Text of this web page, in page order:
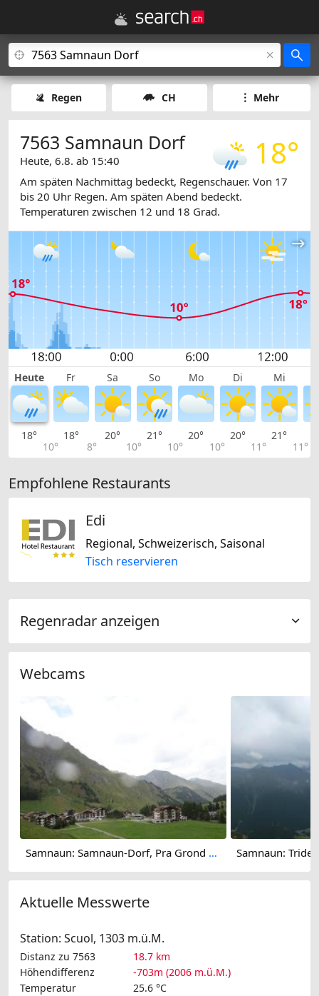
Regen CH Mehr
18°
7563 Samnaun Dorf
Heute, 6.8. ab 15:40
Am späten Nachmittag bedeckt, Regenschauer. Von 17
bis 20 Uhr Regen. Am späten Abend bedeckt.
Temperaturen zwischen 12 und 18 Grad.
Heute Fr Sa So Mo Di Mi
18°
10°
18°
8°
20°
10°
21°
10°
20°
10°
20°
11°
21°
11°
Empfohlene Restaurants
Edi
Regional, Schweizerisch, Saisonal
Tisch reservieren
Regenradar anzeigen
Webcams
Samnaun: Samnaun-Dorf, Pra Grond - Samnaun-Dorf, Votlas - Samnaun-Dorf, Post - Trider Sattel - Piz Munschuns - Piz Ot
Aktuelle Messwerte
Station: Scuol, 1303 m.ü.M.
Distanz zu 7563
18.7 km
Höhendifferenz
-703m (2006 m.ü.M.)
Temperatur
25.6 °C